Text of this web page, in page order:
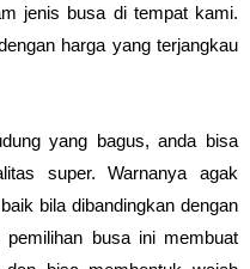
jenis busa di tempat kami.
harga yang terjangkau
yang bagus, anda bisa
super. Warnanya agak
bila dibandingkan dengan
busa ini membuat